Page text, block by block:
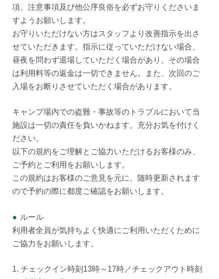
項、注意事項及び他公序良俗を必ずお守りくださいま
すようお願いします。
お守りいただけない方はスタッフより改善指示を出さ
せていただきます。指示に従っていただけない場合、
昼夜を問わず退場していただく場合があり、その場合
は利用料等の返金は一切できません。また、次回のご
入場をお断りさせていただく場合があります。
キャンプ場内での盗難・事故等のトラブルにおいて当
施設は一切の責任を負いかねます。充分お気を付けく
ださい。
以下の規約をご理解とご協力いただけるお客様のみ、
ご予約とご利用をお願いします。
この規約はお客様のご意見を元に、随時更新されます
ので予約の際に都度ご確認をお願いします。
● ルール
利用者全員が気持ちよく快適にご利用いただくために
ご協力をお願いします。
1. チェックイン時刻13時～17時／チェックアウト時刻